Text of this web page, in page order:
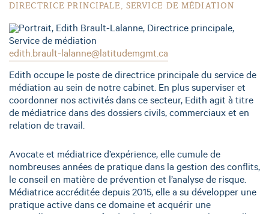
DIRECTRICE PRINCIPALE, SERVICE DE MÉDIATION
edith.brault-lalanne@latitudemgmt.ca
Edith occupe le poste de directrice principale du service de
médiation au sein de notre cabinet. En plus superviser et
coordonner nos activités dans ce secteur, Edith agit à titre
de médiatrice dans des dossiers civils, commerciaux et en
relation de travail.
Avocate et médiatrice d’expérience, elle cumule de
nombreuses années de pratique dans la gestion des conflits,
le conseil en matière de prévention et l’analyse de risque.
Médiatrice accréditée depuis 2015, elle a su développer une
pratique active dans ce domaine et acquérir une